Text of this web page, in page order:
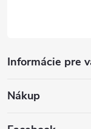
Informácie pre
Nákup